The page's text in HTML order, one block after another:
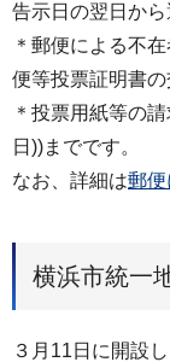
告示日の翌日か
＊郵便による不
便等投票証明書の
＊投票用紙等の
日))までです。
なお、詳細は郵
横浜市統一
３月11日に開設